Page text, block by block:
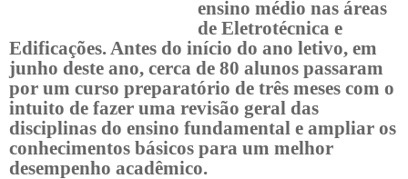
ensino médio nas áreas
de Eletrotécnica e
Edificações. Antes do início do ano letivo, em
junho deste ano, cerca de 80 alunos passaram
por um curso preparatório de três meses com o
intuito de fazer uma revisão geral das
disciplinas do ensino fundamental e ampliar os
conhecimentos básicos para um melhor
desempenho acadêmico.